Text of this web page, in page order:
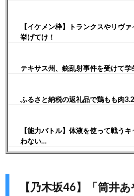
【イケメン枠】トランクスやリヴ
挙げてけ！
テキサス州、銃乱射事件を受けて
ふるさと納税の返礼品で鶏もも肉
【能力バトル】体液を使って戦う
わない…
【乃木坂46】「筒井